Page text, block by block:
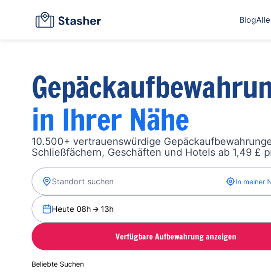
Blog
in Ihrer Nähe
10.500+ vertrauenswürdige
Schließfächern, Geschäften und Hotels ab 1,49 £
In meiner
Heute 08h 13h
Verfügbare Aufbewahrung anzeigen
Beliebte Suchen